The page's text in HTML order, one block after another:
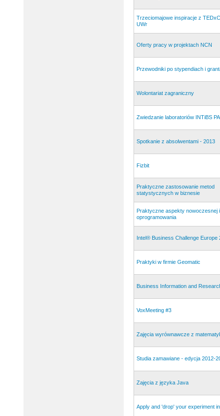
Trzeciomajowe inspiracje z
UWr
Oferty pracy w projektach NCN
Przewodniki po stypendiach i
Wolontariat zagraniczny
Zwiedzanie laboratoriów INTiBS
Spotkanie z absolwentami - 2013
Fizbit
Praktyczne zastosowanie metod
statystycznych w biznesie
Praktyczne aspekty nowoczesnej
oprogramowania
Intel® Business Challenge Europe
Praktyki w firmie Geomatic
Business Information and
VoxMeeting #3
Zajęcia wyrównawcze z
Studia zamawiane - edycja 2012-
Zajęcia z języka Java
Apply and 'drop' your experiment